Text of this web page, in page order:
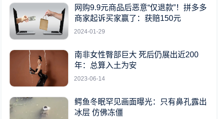
网购9.9元商品后恶意“仅退款”！拼多多
商家起诉买家赢了：获赔150元
2024-01-29
南非女性臀部巨大 死后仍展出近200
年：总算入土为安
2023-06-14
鳄鱼冬眠罕见画面曝光：只有鼻孔露出
冰层 仿佛冻僵